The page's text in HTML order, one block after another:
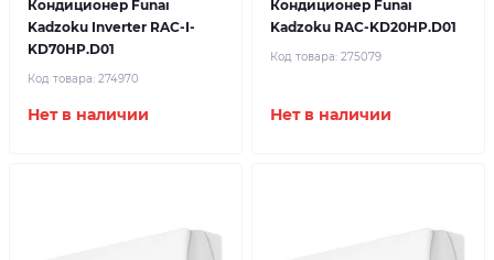
Кондиционер Funai
Kadzoku Inverter RAC-I-
KD70HP.D01
Код товара: 274970
Нет в наличии
Кондиционер Funai
Kadzoku RAC-KD20HP.D01
Код товара: 275079
Нет в наличии